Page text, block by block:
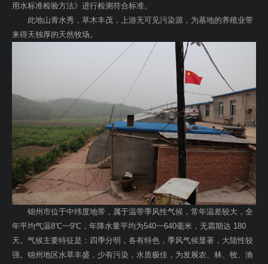
用水标准检验方法》进行检测符合标准。
此地山青水秀，草木丰茂，上游无可见污染源，为基地的养殖业带
来得天独厚的天然牧场。
锦州市位于中纬度地带，属于温带季风性气候，常年温差较大，全
年平均气温8℃一9℃，年降水量平均为540一640毫米，无霜期达 180
天。气候主要特征是：四季分明，各有特色，季风气候显著，大陆性较
强。锦州地区水草丰盛，少有污染，水质极佳，为发展农、林、牧、渔